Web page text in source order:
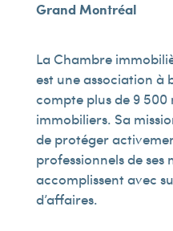
Grand Montréal
La Chambre
est une association
compte plus de 9
immobiliers. Sa
de protéger
professionnels de ses
accomplissent avec
d’affaires.